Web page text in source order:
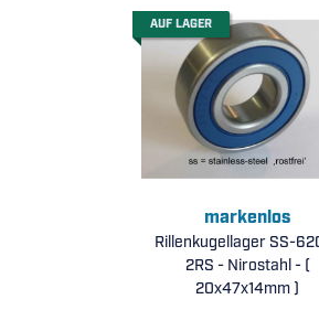
AUF LAGER
markenlos
Rillenkugellager SS-
2RS - Nirostahl - (
20x47x14mm )